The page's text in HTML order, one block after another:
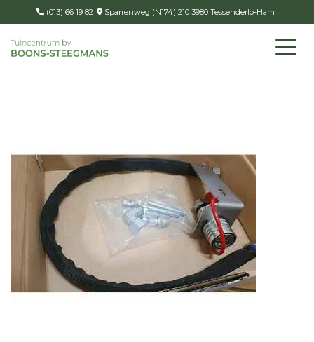
(013) 66 19 82 Sparrenweg (N174) 210 3980 Tessenderlo-Ham